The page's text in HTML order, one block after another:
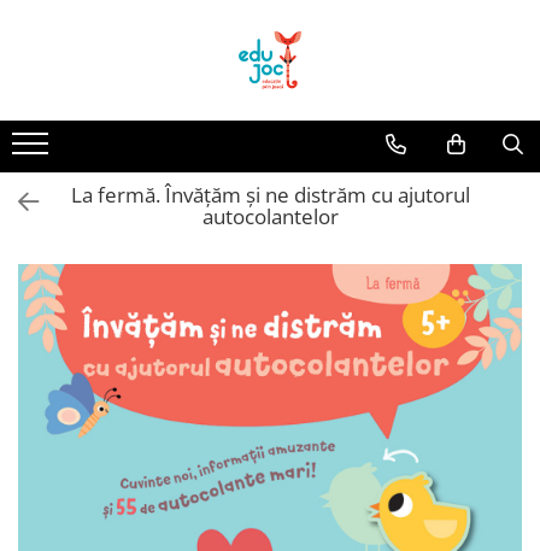
1-2 ani
3-4 ani
5-7 aniLa fermă. Învățăm și ne distrăm cu ajutorul
autocolantelor